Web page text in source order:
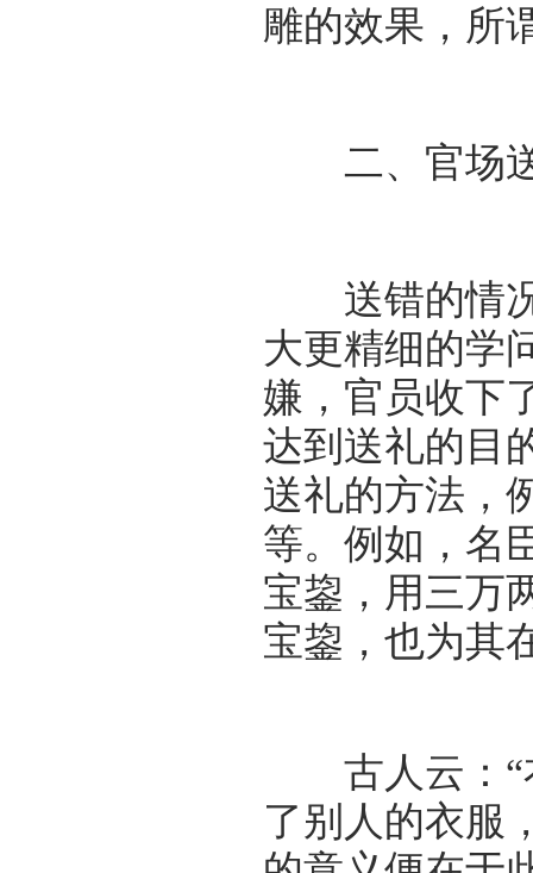
雕的效果，所
二、官场送
送错的情况
大更精细的学
嫌，官员收下
达到送礼的目
送礼的方法，
等。例如，名
宝鋆，用三万
宝鋆，也为其
古人云：“
了别人的衣服